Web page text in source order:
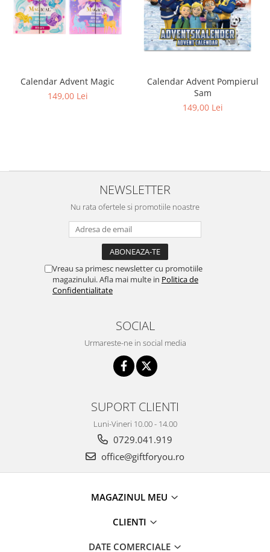
Calendar Advent Magic
149,00 Lei
Calendar Advent Pompierul
Sam
149,00 Lei
NEWSLETTER
Nu rata ofertele si promotiile noastre
Vreau sa primesc newsletter cu promotiile
magazinului. Afla mai multe in Politica de
Confidentialitate
SOCIAL
Urmareste-ne in social media
SUPORT CLIENTI
Luni-Vineri 10.00 - 14.00
0729.041.919
office@giftforyou.ro
MAGAZINUL MEU
CLIENTI
DATE COMERCIALE